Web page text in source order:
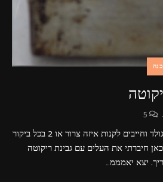
אם גם אתם אוהבים עלי מנגולד וחייבים לקנות איזה צרור או 2 בכל ביקור
חיברתי את העלים עם גבינת ריקוטה
יצא יאמממ…